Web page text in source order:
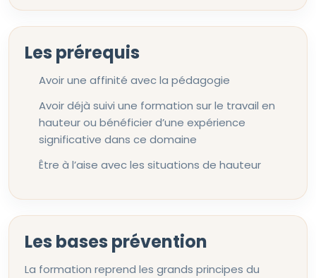
Les prérequis
Avoir une affinité avec la pédagogie
Avoir déjà suivi une formation sur le travail en
hauteur ou bénéficier d’une expérience
significative dans ce domaine
Être à l’aise avec les situations de hauteur
Les bases prévention
La formation reprend les grands principes du